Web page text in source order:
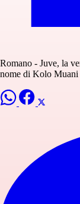
Romano - Juve, la
nome di Kolo Muani